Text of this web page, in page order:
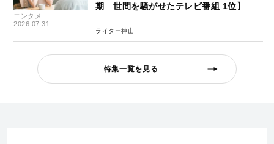
エンタメ
2026.07.31
期 世間を騒がせたテレビ番組 1位】
ライター神山
特集一覧を見る